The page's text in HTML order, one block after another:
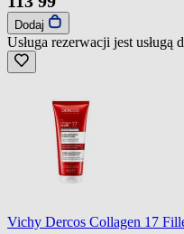
Dodaj
Usługa rezerwacji jest usługą
Vichy Dercos Collagen 17